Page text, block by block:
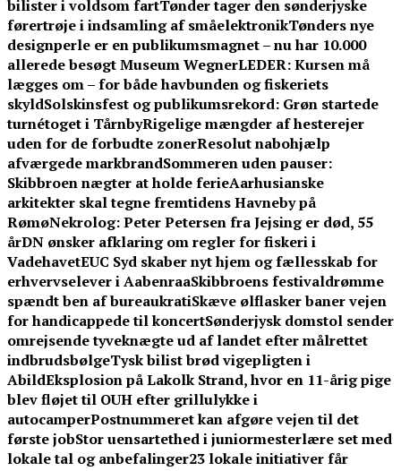
bilister i voldsom fartTønder tager den sønderjyske
førertrøje i indsamling af småelektronikTønders nye
designperle er en publikumsmagnet – nu har 10.000
allerede besøgt Museum WegnerLEDER: Kursen må
lægges om – for både havbunden og fiskeriets
skyldSolskinsfest og publikumsrekord: Grøn startede
turnétoget i TårnbyRigelige mængder af hesterejer
uden for de forbudte zonerResolut nabohjælp
afværgede markbrandSommeren uden pauser:
Skibbroen nægter at holde ferieAarhusianske
arkitekter skal tegne fremtidens Havneby på
RømøNekrolog: Peter Petersen fra Jejsing er død, 55
årDN ønsker afklaring om regler for fiskeri i
VadehavetEUC Syd skaber nyt hjem og fællesskab for
erhvervselever i AabenraaSkibbroens festivaldrømme
spændt ben af bureaukratiSkæve ølflasker baner vejen
for handicappede til koncertSønderjysk domstol sender
omrejsende tyveknægte ud af landet efter målrettet
indbrudsbølgeTysk bilist brød vigepligten i
AbildEksplosion på Lakolk Strand, hvor en 11-årig pige
blev fløjet til OUH efter grillulykke i
autocamperPostnummeret kan afgøre vejen til det
første jobStor uensartethed i juniormesterlære set med
lokale tal og anbefalinger23 lokale initiativer får